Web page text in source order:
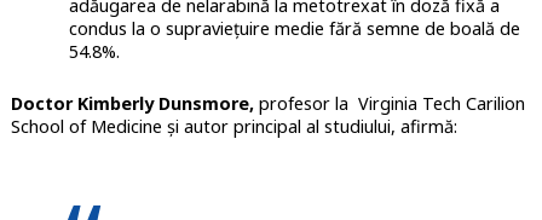
adăugarea de nelarabină la metotrexat în doză fixă a
condus la o supraviețuire medie fără semne de boală de
54.8%.
Doctor Kimberly Dunsmore,profesor la Virginia Tech Carilion
School of Medicine și autor principal al studiului, afirmă: